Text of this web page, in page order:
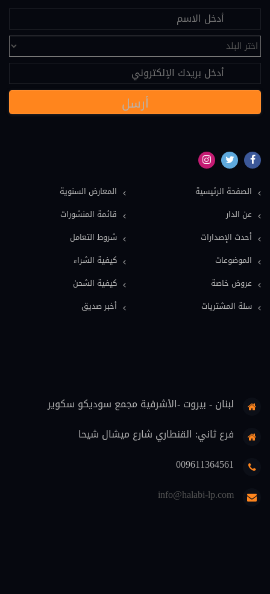
علم النفس (25)
تحكيم (24)
عقود دولية (24)
نصوص قانونية (20)
مسؤولية طبية (19)
نماذج دعاوى ونماذج عقود (16)
دولي خاص (13)
معاجم قانونية (11)
فلسفة قانون (9)
تنفيذ (6)
منهجية قانونية (4)
اثبات (4)
المعارض السنوية
قائمة المنشورات
شروط التعامل
كيفية الشراء
كيفية الشحن
أخبر صديق
الصفحة الرئيسية
عن الدار
أحدث الإصدارات
الموضوعات
عروض خاصة
سلة المشتريات
لبنان - بيروت -الأشرفية مجمع سوديكو سكوير
فرع ثاني: القنطاري شارع ميشال شيحا
009611364561
info@halabi-lp.com